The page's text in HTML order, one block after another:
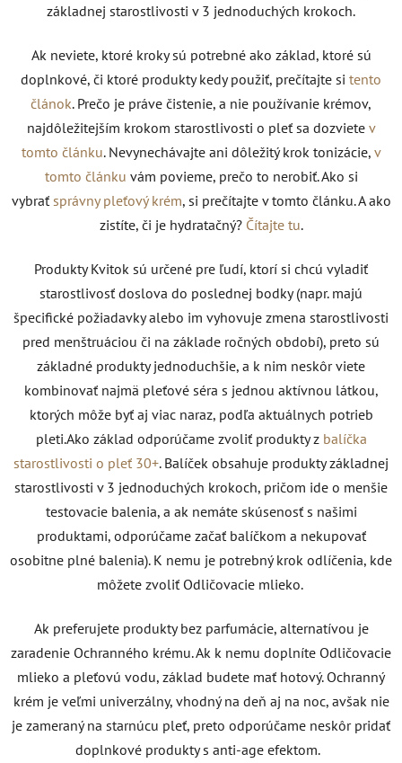
základnej starostlivosti v 3 jednoduchých krokoch.
Ak neviete, ktoré kroky sú potrebné ako základ, ktoré sú
doplnkové, či ktoré produkty kedy použiť, prečítajte si tento
článok. Prečo je práve čistenie, a nie používanie krémov,
najdôležitejším krokom starostlivosti o pleť sa dozviete v
tomto článku. Nevynechávajte ani dôležitý krok tonizácie, v
tomto článku vám povieme, prečo to nerobiť. Ako si
vybrať správny pleťový krém, si prečítajte v tomto článku. A ako
zistíte, či je hydratačný? Čítajte tu.
Produkty Kvitok sú určené pre ľudí, ktorí si chcú vyladiť
starostlivosť doslova do poslednej bodky (napr. majú
špecifické požiadavky alebo im vyhovuje zmena starostlivosti
pred menštruáciou či na základe ročných období), preto sú
základné produkty jednoduchšie, a k nim neskôr viete
kombinovať najmä pleťové séra s jednou aktívnou látkou,
ktorých môže byť aj viac naraz, podľa aktuálnych potrieb
pleti.Ako základ odporúčame zvoliť produktyz balíčka
starostlivosti o pleť 30+. Balíček obsahuje produkty základnej
starostlivosti v 3 jednoduchých krokoch, pričom ide o menšie
testovacie balenia, a ak nemáte skúsenosť s našimi
produktami, odporúčame začať balíčkom a nekupovať
osobitne plné balenia). K nemu je potrebný krok odlíčenia, kde
môžete zvoliť Odličovacie mlieko.
Ak preferujete produkty bez parfumácie, alternatívou je
zaradenie Ochranného krému. Ak k nemu doplníte Odličovacie
mlieko a pleťovú vodu, základ budete mať hotový. Ochranný
krém je veľmi univerzálny, vhodný na deň aj na noc, avšak nie
je zameraný na starnúcu pleť, preto odporúčame neskôr pridať
doplnkové produkty s anti-age efektom.